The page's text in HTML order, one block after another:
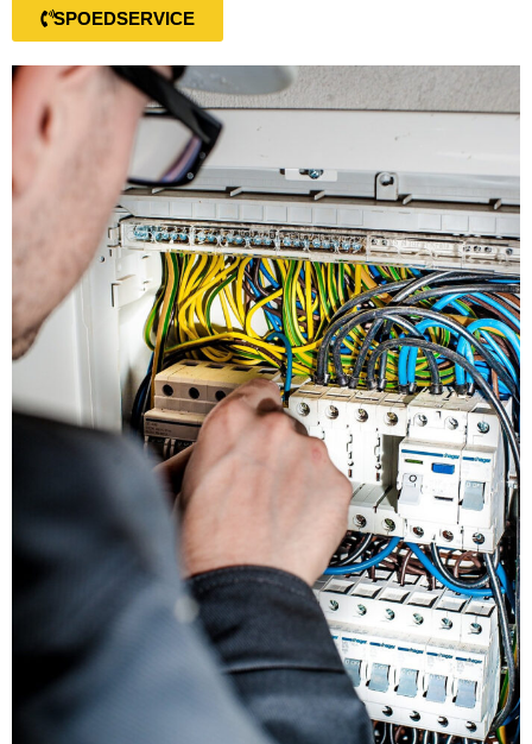
SPOEDSERVICE